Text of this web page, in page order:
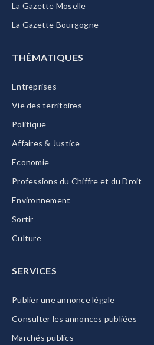
La Gazette Moselle
La Gazette Bourgogne
THÉMATIQUES
Entreprises
Vie des territoires
Politique
Affaires & Justice
Economie
Professions du Chiffre et du Droit
Environnement
Sortir
Culture
SERVICES
Publier une annonce légale
Consulter les annonces publiées
Marchés publics